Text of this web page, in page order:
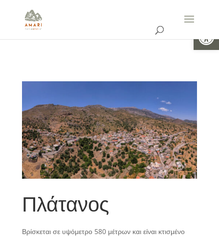
Πλάτανος
Βρίσκεται σε υψόμετρο 580 μέτρων και είναι κτισμένο